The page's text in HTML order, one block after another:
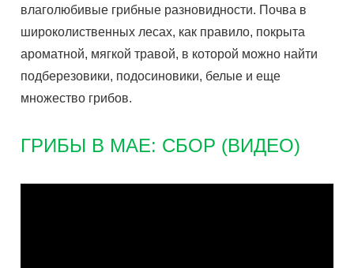
влаголюбивые грибные разновидности. Почва в
широколиственных лесах, как правило, покрыта
ароматной, мягкой травой, в которой можно найти
подберезовики, подосиновики, белые и еще
множество грибов.
ГРИБЫ В МАЕ: СБОР (ВИДЕО)